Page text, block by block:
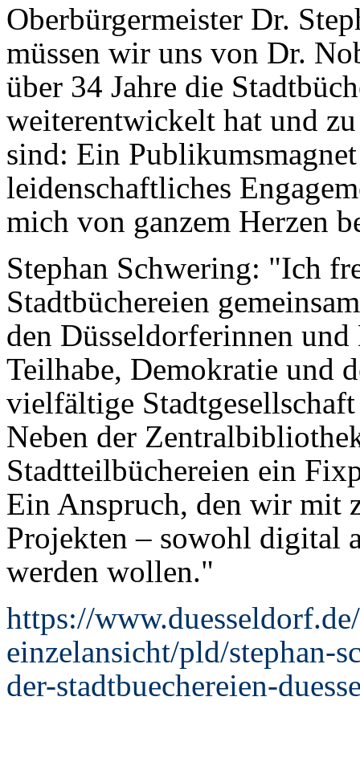
Oberbürgermeister Dr.
müssen wir uns von Dr.
über 34 Jahre die
weiterentwickelt hat und
sind: Ein
leidenschaftliches
mich von ganzem Herzen
Stephan Schwering: "Ich
Stadtbüchereien
den Düsseldorferinnen
Teilhabe, Demokratie und
vielfältige
Neben der
Stadtteilbüchereien ein
Ein Anspruch, den wir mit
Projekten – sowohl digital
werden wollen."
https://
einzelansicht/pld/stephan-
der-stadtbuechereien-